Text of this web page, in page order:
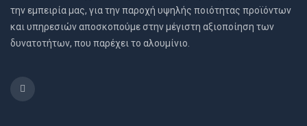
την εμπειρία μας, για την παροχή υψηλής ποιότητας προϊόντων
και υπηρεσιών αποσκοπούμε στην μέγιστη αξιοποίηση των
δυνατοτήτων, που παρέχει το αλουμίνιο.